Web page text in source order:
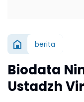
berita
Biodata
Ustadzh